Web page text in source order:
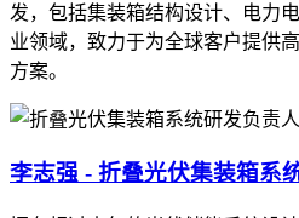
发，包括集装箱结构设计、电力
业领域，致力于为全球客户提供
方案。
李志强 - 折叠光伏集装箱系